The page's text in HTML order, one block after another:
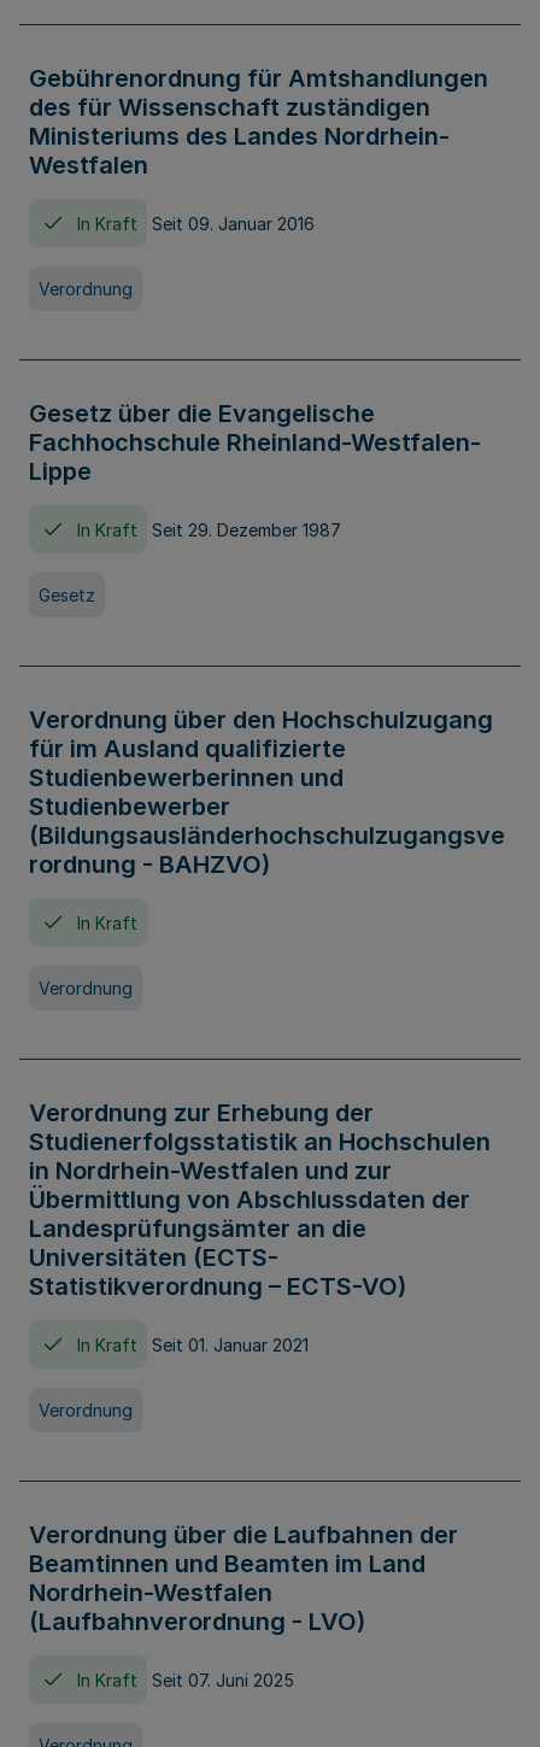
Gebührenordnung für Amtshandlungen
des für Wissenschaft zuständigen
Ministeriums des Landes Nordrhein-
Westfalen
In Kraft Seit 09. Januar 2016
Verordnung
Gesetz über die Evangelische
Fachhochschule Rheinland-Westfalen-
Lippe
In Kraft Seit 29. Dezember 1987
Gesetz
Verordnung über den Hochschulzugang
für im Ausland qualifizierte
Studienbewerberinnen und
Studienbewerber
(Bildungsausländerhochschulzugangsve
rordnung - BAHZVO)
In Kraft
Verordnung
Verordnung zur Erhebung der
Studienerfolgsstatistik an Hochschulen
in Nordrhein-Westfalen und zur
Übermittlung von Abschlussdaten der
Landesprüfungsämter an die
Universitäten (ECTS-
Statistikverordnung – ECTS-VO)
In Kraft Seit 01. Januar 2021
Verordnung
Verordnung über die Laufbahnen der
Beamtinnen und Beamten im Land
Nordrhein-Westfalen
(Laufbahnverordnung - LVO)
In Kraft Seit 07. Juni 2025